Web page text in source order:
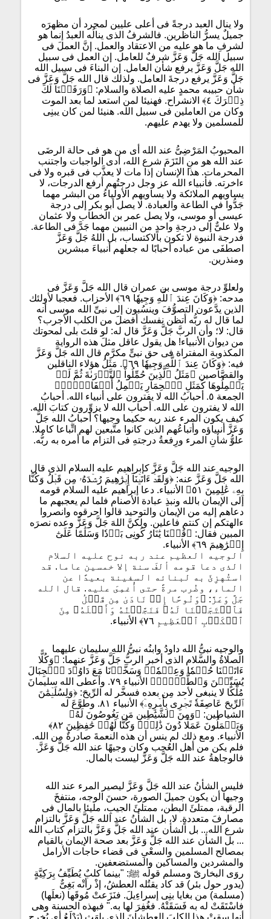
ولا ينال العبد درجةً فى أعلى عليين لمجرد أن مظهرَه
جميلٌ يسرُّ الناظرين. فالشرفُ الذى ينالُه العبدُ إنما هو
لشرفِ ما هو عليه من الاعتقاد والعمل. إنَّ العملَ فى
سبيل الله جَلَّ وَعَزَّ شرفٌ للعامل. إن العمل فى سبيل
الله جَلَّ وَعَزَّ يرفع شأن العامل. إن البناءَ فى سبيل الله
جَلَّ وَعَزَّ يرفع درجةَ العامل. ولذلك قال الله جَلَّ وَعَزَّ فى
شأن حبيبه محمدٍ عليه الصلاة والسلام: ﴿وَرَفَعۡنَا لَكَ
ذِكۡرَكَ ٤﴾ الانشراح. فهنيئا لمن استعد لما بعد الموت
وكان من العاملين فى سبيل الله. هنيئا لمن كان يبنِى
للمسلمين ولا يهدم عليهم.
المحبوبُ المَرْضِىُّ عند الله أى من هو فى حالة الرضَى
عند الله هو منِ التَزَمَ شرع الله، أدى الواجبات واجتنب
المحرمات. هذا الإنسان إذا مات لا يعذَّب فى قبره ولا فى
ءاخرته. فأنبياء الله عز وجل درجتُهم أرفع الدرجات، لا
يساويهم الملائكة ولا يساويهم الأولياءُ من البشر مهما
جَدُّوا فى الطاعة والعبادة. لا يصل أبو بكر إلى درجة
عيسى أو موسى، ولا يصل عمر بن الخطاب ولا عثمان
ولا علىٌّ إلى درجةِ واحدٍ من النبيين مهما جَدَّ فى الطاعة.
فدرجة النبوة لا تكون بالاكتساب، بل اللهُ جَلَّ وَعَزَّ
اصطفَى من عباده أحبابًا له جعلهم أنبياءَ مبشرين
ومنذرين.
ولعلوِّ درجة موسى بن عمران قال الله جَلَّ وَعَزَّ فى
مدحه: ﴿وَكَانَ عِندَ ٱللَّهِ وَجِيهٗا ٦٩﴾ الأحزاب. فعجبا لأولئك
الذين يدَّعون التصوُّفَ وينسُبون إلى نبىِّ الله موسى أنه
لما قال له ربُّه أتظن نفسك أفضلَ من الكلب الأجرب؟
قال: لا؛ وأن الربَّ جَلَّ وَعَزَّ قال له: لو قلتَ بلى لمحوتك
من ديوان الأنبياء! هل يقول عاقل مثلَ هذه الرواية
المكذوبة المفتراة فى حق نبىٍّ مكرَّم قال الله جَلَّ وَعَزَّ
فيه: ﴿وَكَانَ عِندَ ٱللَّهِ وَجِيهٗا ٦٩﴾. مَثَلُ هؤلاء الناقلين
والقصَّاصين ﴿مَثَلُ ٱلَّذِينَ حُمِّلُواْ ٱلتَّوۡرَىٰةَ ثُمَّ لَمۡ
يَحۡمِلُوهَا كَمَثَلِ ٱلۡحِمَارِ يَحۡمِلُ أَسۡفَارَۢاۚ﴾
الجمعة ٥. أحبابُ الله لا يفترون على أنبياء الله. أحبابُ
الله لا يفترون على الله. أحباب الله لا يزوِّرون كتابَ الله.
كيف يكون المرء عند ربه حكيما وجيها؟ أحبابُ الله جَلَّ
وَعَزَّ أنبياؤه وأتباعُهم الذين كانوا متَّبعين لهم اتِّباعا كاملا.
علوُّ شأنِ المرء ورِفعةُ درجتهِ فى التزام ما أمره به ربُّه.
الوجيه عند الله جَلَّ وَعَزَّ كإبراهيم عليه السلام الذى قال
الله جَلَّ وَعَزَّ عنه: ﴿وَلَقَدۡ ءَاتَيۡنَآ إِبۡرَٰهِيمَ رُشۡدَهُۥ مِن قَبۡلُ وَكُنَّا
بِهِۦ عَٰلِمِينَ ٥١﴾ الأنبياء. دعا إبراهيم عليه السلام قومه
إلى الإيمان بالله ونبذِ عبادة الأصنام فلما لم يعجبهم ما
دعاهم إليه من الإيمان والتوحيد قالوا احرقوه وانصروا
ءالهتكم إن كنتم فاعلين. ولكنَّ اللهَ جَلَّ وَعَزَّ وعده نصرَه
المبين فقال: ﴿قُلۡنَا يَٰنَارُ كُونِى بَرۡدٗا وَسَلَٰمًا عَلَىٰٓ
إِبۡرَٰهِيمَ ٦٩﴾ الأنبياء.
الوجيه العظيم عند ربه نوح عليه السلام
الذى دعا قومه ألفَ سنة إلا خمسين عاما. قد
استُهزِئَ به لبنائه السفينة بعيدًا عن
الماء، وضُرب مرةً حتى أُغمِىَ عليه. قال الله
جَلَّ وَعَزَّ: ﴿وَنُوحًا إِذۡ نَادَىٰ مِن قَبۡلُ
فَٱسۡتَجَبۡنَا لَهُۥ فَنَجَّيۡنَٰهُ وَأَهۡلَهُۥ مِنَ
ٱلۡكَرۡبِ ٱلۡعَظِيمِ ٧٦﴾ الأنبياء.
والوجيه نبىُّ الله داودُ وابنُه نبىُّ اللهِ سليمان عليهما
الصلاةُ والسَّلام الذى أخبر الربُّ جَلَّ وَعَزَّ عنهما: ﴿وَكُلًّا
ءَاتَيۡنَا حُكۡمٗا وَعِلۡمٗاۚ وَسَخَّرۡنَا مَعَ دَاوُۥدَ ٱلۡجِبَالَ
يُسَبِّحۡنَ وَٱلطَّيۡرَۚ﴾ الأنبياء ٧٩. وأعطى الله سليمانَ
مُلْكًا لا ينبغى لأحد مِن بعده فسخَّر له الرِّيحَ: ﴿وَلِسُلَيۡمَٰنَ
ٱلرِّيحَ عَاصِفَةٗ تَجۡرِى بِأَمۡرِهِۦٓ﴾ الأنبياء ٨١. وطوَّعَ له
الشياطين: ﴿وَمِنَ ٱلشَّيَٰطِينِ مَن يَغُوصُونَ لَهُۥ
وَيَعۡمَلُونَ عَمَلٗا دُونَ ذَٰلِكَۖ وَكُنَّا لَهُمۡ حَٰفِظِينَ ٨٢﴾
الأنبياء. ومع ذلك لم ينس أن هذه النعمةَ صادرةٌ من الله.
فلم يكن من أهل العُجب وكان وجيهًا عند الله جَلَّ وَعَزَّ.
فالوجاهةُ عند الله جَلَّ وَعَزَّ ليست بالمال.
فليس الشأنُ عند الله جَلَّ وَعَزَّ ليصير المرء عند الله
وجيها أن يكون جميلَ الصورة، حسنَ الوجه، منتفخَ
الرقبة، ممتلئَ البطن، ممتلئَ الجيبِ، مليئا بالمال فى
مصارفَ متعددةٍ. لا، بل الشأنُ عند الله جَلَّ وَعَزَّ بالتزام
شرع الله... بل الشأن عند الله جَلَّ وَعَزَّ بالتزام كتاب الله
... بل الشأن عند الله جَلَّ وَعَزَّ بعد صحة الإيمان بالقيام
بمصالح المسلمين والسعْىِ فى قضاء حاجات الأرامل
والمشردين والمساكين والمستضعفين.
روَى البخارىّ ومسلم قولَه ﷺ: "بينما كلبٌ يُطَيِّفُ بِرَكِيَّةٍ
(يدور حول بئر) قد كاد يقتُله العطشُ، إذْ رأتْه بَغِىٌّ
(مسلمة) من بغايا بنِى إسراءِيلَ. فنَزَعتْ مُوقَها (نعلَها)
فاسْتَقَتْ له به فَسَقَتْهُ. فغُفِرَ لها به." فبهذه الحسنة وهى
أنها سقتْ هذا الكلبَ العطشانَ الذى يلهَث (يَدْلَعُ أى يُخرج